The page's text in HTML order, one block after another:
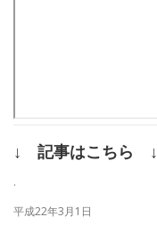
↓ 記事はこちら ↓
.
平成22年3月1日